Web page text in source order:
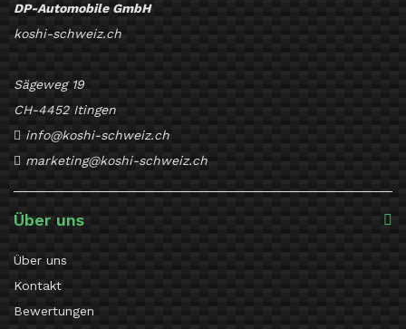
DP-Automobile GmbH
koshi-schweiz.ch
Sägeweg 19
CH-4452 Itingen
info@koshi-schweiz.ch
marketing@koshi-schweiz.ch
Über uns
Über uns
Kontakt
Bewertungen